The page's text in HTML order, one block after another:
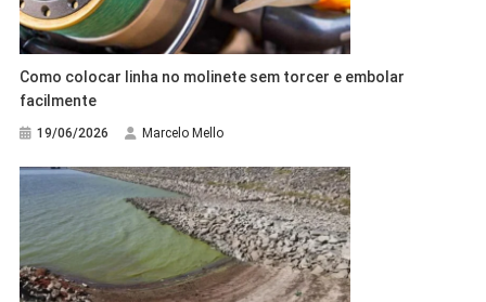
Como colocar linha no molinete sem torcer e embolar
facilmente
19/06/2026 Marcelo Mello